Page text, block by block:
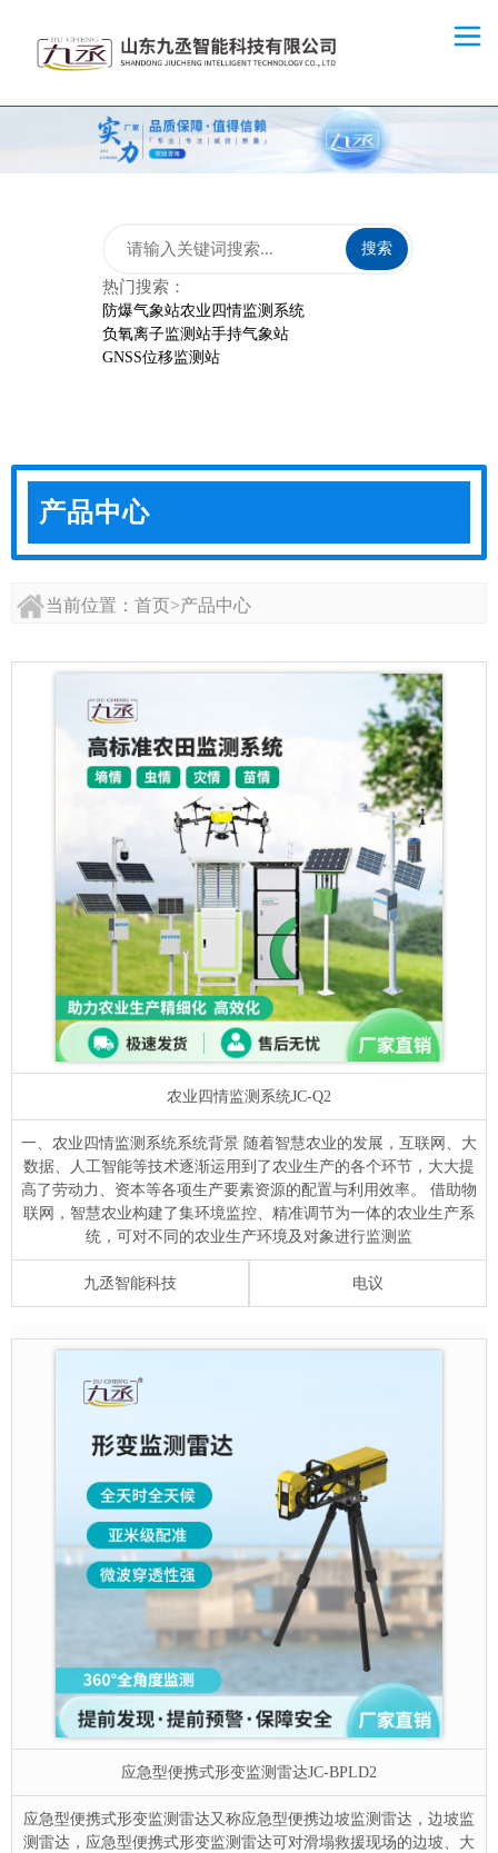
搜索
热门搜索：
防爆气象站农业四情监测系统
负氧离子监测站手持气象站
GNSS位移监测站
产品中心
当前位置： 首页>产品中心
农业四情监测系统JC-Q2
一、农业四情监测系统系统背景 随着智慧农业的发展，互联网、大
数据、人工智能等技术逐渐运用到了农业生产的各个环节，大大提
高了劳动力、资本等各项生产要素资源的配置与利用效率。 借助物
联网，智慧农业构建了集环境监控、精准调节为一体的农业生产系
统，可对不同的农业生产环境及对象进行监测监
九丞智能科技 电议
应急型便携式形变监测雷达JC-BPLD2
应急型便携式形变监测雷达又称应急型便携边坡监测雷达，边坡监
测雷达，应急型便携式形变监测雷达可对滑塌救援现场的边坡、大